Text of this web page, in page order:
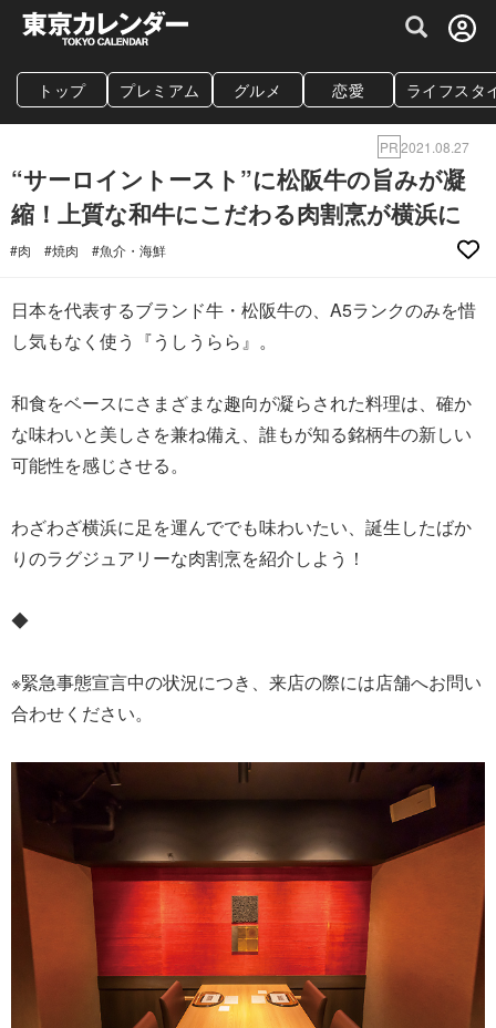
グルメ情報・プレミアムレストラン予約
トップ プレミアム グルメ 恋愛 ライフスタ
PR2021.08.27
“サーロイントースト”に松阪牛の旨みが凝
縮！上質な和牛にこだわる肉割烹が横浜に
#肉 #焼肉 #魚介・海鮮
日本を代表するブランド牛・松阪牛の、A5ランクのみを惜
し気もなく使う『うしうらら』。
和食をベースにさまざまな趣向が凝らされた料理は、確か
な味わいと美しさを兼ね備え、誰もが知る銘柄牛の新しい
可能性を感じさせる。
わざわざ横浜に足を運んででも味わいたい、誕生したばか
りのラグジュアリーな肉割烹を紹介しよう！
◆
※緊急事態宣言中の状況につき、来店の際には店舗へお問い
合わせください。